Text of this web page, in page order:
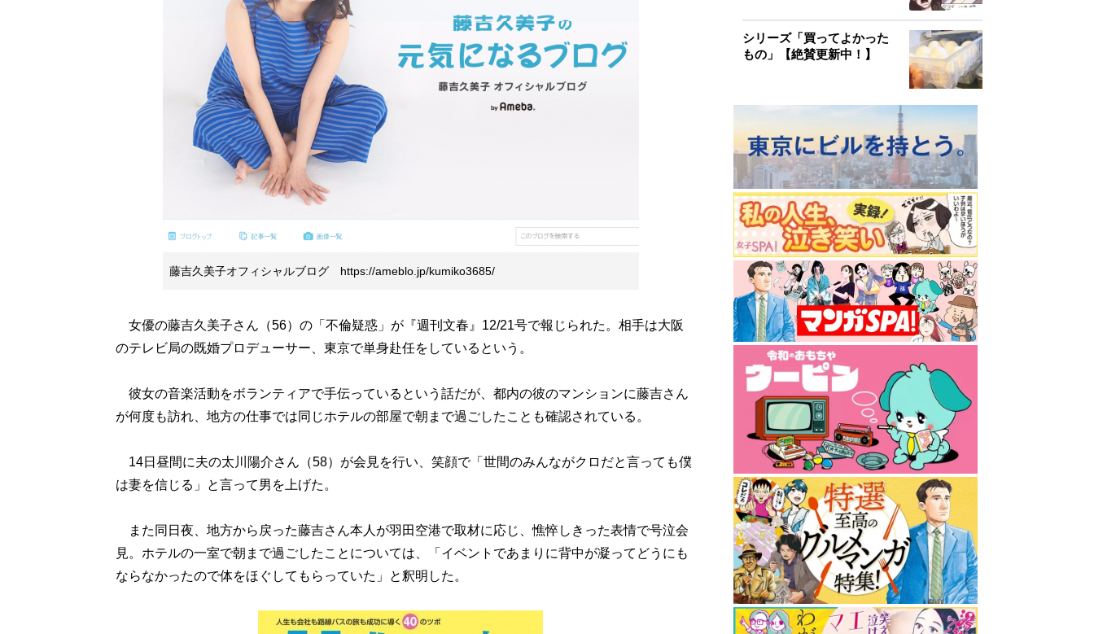
藤吉久美子オフィシャルブログ https://ameblo.jp/kumiko3685/
女優の藤吉久美子さん（56）の「不倫疑惑」が『週刊文春』12/21号で報じられた。相手は大阪
のテレビ局の既婚プロデューサー、東京で単身赴任をしているという。
彼女の音楽活動をボランティアで手伝っているという話だが、都内の彼のマンションに藤吉さん
が何度も訪れ、地方の仕事では同じホテルの部屋で朝まで過ごしたことも確認されている。
14日昼間に夫の太川陽介さん（58）が会見を行い、笑顔で「世間のみんながクロだと言っても僕
は妻を信じる」と言って男を上げた。
また同日夜、地方から戻った藤吉さん本人が羽田空港で取材に応じ、憔悴しきった表情で号泣会
見。ホテルの一室で朝まで過ごしたことについては、「イベントであまりに背中が凝ってどうにも
ならなかったので体をほぐしてもらっていた」と釈明した。
シリーズ「買ってよかった
もの」【絶賛更新中！】